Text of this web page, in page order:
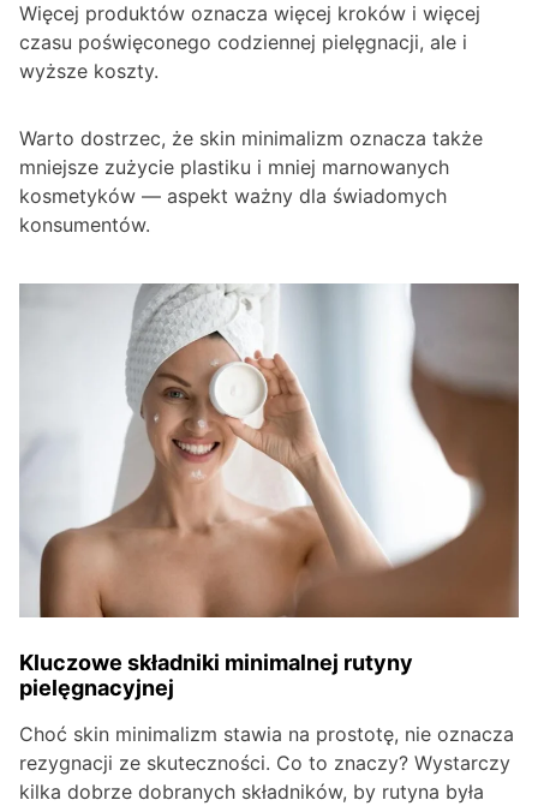
Więcej produktów oznacza więcej kroków i więcej
czasu poświęconego codziennej pielęgnacji, ale i
wyższe koszty.
Warto dostrzec, że skin minimalizm oznacza także
mniejsze zużycie plastiku i mniej marnowanych
kosmetyków — aspekt ważny dla świadomych
konsumentów.
Kluczowe składniki minimalnej rutyny
pielęgnacyjnej
Choć skin minimalizm stawia na prostotę, nie oznacza
rezygnacji ze skuteczności. Co to znaczy? Wystarczy
kilka dobrze dobranych składników, by rutyna była